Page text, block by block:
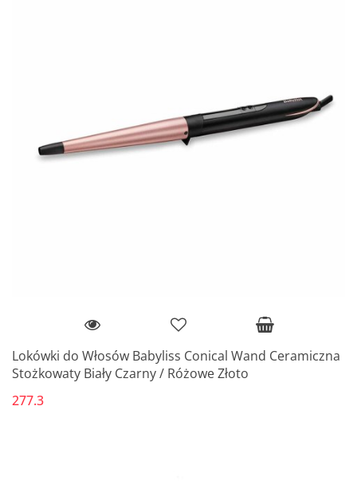
Lokówki do Włosów Babyliss Conical Wand Ceramiczna
Stożkowaty Biały Czarny / Różowe Złoto
277.3